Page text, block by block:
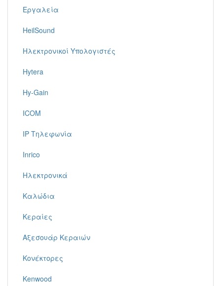
Εργαλεία
HeilSound
Ηλεκτρονικοί Υπολογιστές
Hytera
Hy-Gain
ICOM
IP Τηλεφωνία
Inrico
Ηλεκτρονικά
Καλώδια
Κεραίες
Αξεσουάρ Κεραιών
Κονέκτορες
Kenwood